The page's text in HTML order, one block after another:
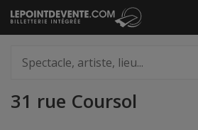
Passer
au
artiste,
lieu...
31 rue Coursol